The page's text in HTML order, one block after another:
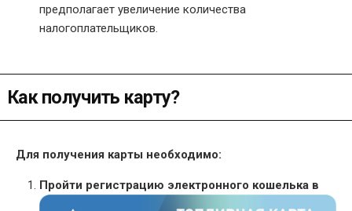
предполагает увеличение количества
налогоплательщиков.
Как получить карту?
Для получения карты необходимо:
Пройти регистрацию электронного кошелька в